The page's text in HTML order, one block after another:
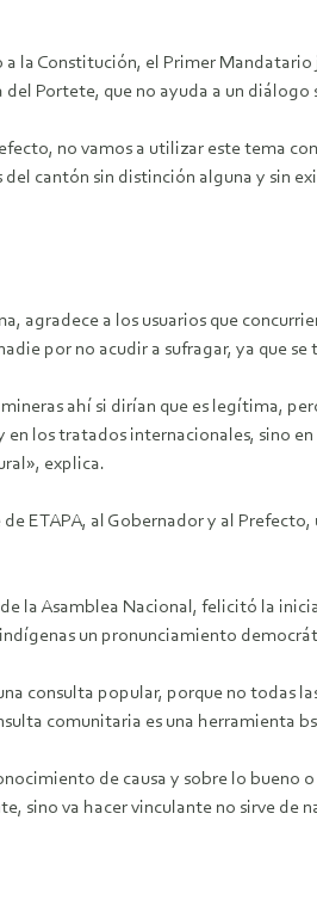
a la Constitución, el Primer
Portete, que no ayuda a un diálogo
no vamos a utilizar este tema
cantón sin distinción alguna y sin
agradece a los usuarios que
por no acudir a sufragar, ya que
ahí si dirían que es legítima,
los tratados internacionales, sino
explica.
ETAPA, al Gobernador y al
la Asamblea Nacional, felicitó la
un pronunciamiento
consulta popular, porque no todas
comunitaria es una herramienta
de causa y sobre lo
sino va hacer vinculante no sirve de